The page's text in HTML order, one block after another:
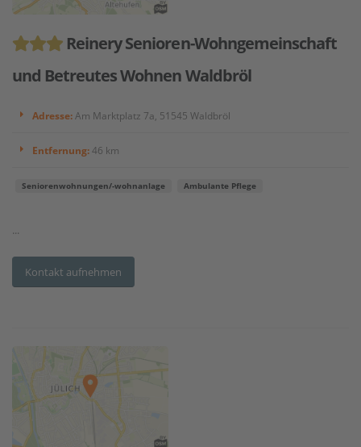
Reinery Senioren-Wohngemeinschaft
und Betreutes Wohnen Waldbröl
Adresse: Am Marktplatz 7a, 51545 Waldbröl
Entfernung:46 km
Seniorenwohnungen/-wohnanlage Ambulante Pflege
...
Kontakt aufnehmen